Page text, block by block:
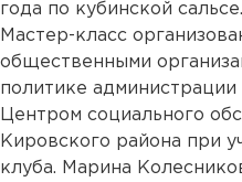
года по кубинской сальсе.
Мастер-класс
общественными
политике администрации
Центром социального
Кировского района при
клуба. Марина